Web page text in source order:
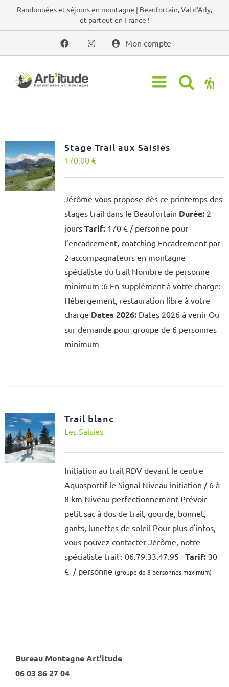
PasserRandonnées et séjours en montagne | Beaufortain, Val d'Arly,
et partout en France !
Mon compte
Stage Trail aux Saisies
170,00 €
Jérôme vous propose dès ce printemps des
stages trail dans le Beaufortain Durée:2
jours Tarif:170 € / personne pour
l'encadrement, coatching Encadrement par
2 accompagnateurs en montagne
spécialiste du trail Nombre de personne
minimum :6 En supplément à votre charge:
Hébergement, restauration libre à votre
charge Dates 2026:Dates 2026 à venir Ou
sur demande pour groupe de 6 personnes
minimum
Trail blanc
Les Saisies
Initiation au trail RDV devant le centre
Aquasportif le Signal Niveau initiation / 6 à
8 km Niveau perfectionnement Prévoir
petit sac à dos de trail, gourde, bonnet,
gants, lunettes de soleil Pour plus d'infos,
vous pouvez contacter Jérôme, notre
spécialiste trail : 06.79.33.47.95
Tarif:30
€ / personne (groupe de 8 personnes maximum)
Bureau Montagne Art'itude
06 03 86 27 04